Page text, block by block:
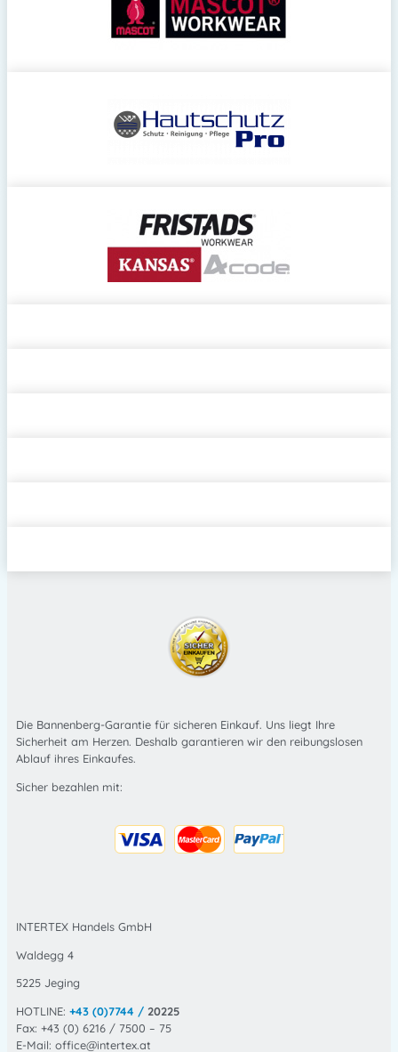
Die Bannenberg-Garantie für sicheren Einkauf. Uns liegt Ihre
Sicherheit am Herzen. Deshalb garantieren wir den reibungslosen
Ablauf ihres Einkaufes.
Sicher bezahlen mit:
INTERTEX Handels GmbH
Waldegg 4
5225 Jeging
HOTLINE: +43 (0)7744 / 20225
Fax: +43 (0) 6216 / 7500 – 75
E-Mail: office@intertex.at